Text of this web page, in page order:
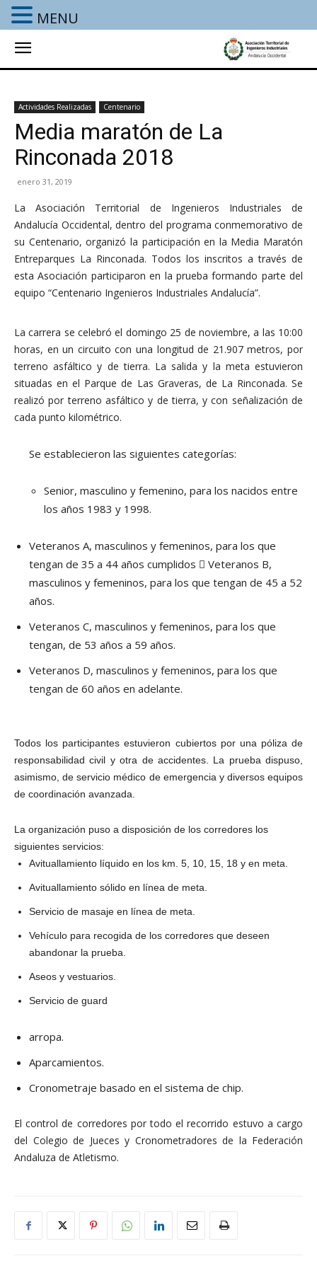
Actividades Realizadas Centenario
Media maratón de La
Rinconada 2018
enero 31, 2019
La Asociación Territorial de Ingenieros Industriales de
Andalucía Occidental, dentro del programa conmemorativo de
su Centenario, organizó la participación en la Media Maratón
Entreparques La Rinconada. Todos los inscritos a través de
esta Asociación participaron en la prueba formando parte del
equipo “Centenario Ingenieros Industriales Andalucía”.
La carrera se celebró el domingo 25 de noviembre, a las 10:00
horas, en un circuito con una longitud de 21.907 metros, por
terreno asfáltico y de tierra. La salida y la meta estuvieron
situadas en el Parque de Las Graveras, de La Rinconada. Se
realizó por terreno asfáltico y de tierra, y con señalización de
cada punto kilométrico.
Se establecieron las siguientes categorías:
Senior, masculino y femenino, para los nacidos entre
los años 1983 y 1998.
Veteranos A, masculinos y femeninos, para los que
tengan de 35 a 44 años cumplidos  Veteranos B,
masculinos y femeninos, para los que tengan de 45 a 52
años.
Veteranos C, masculinos y femeninos, para los que
tengan, de 53 años a 59 años.
Veteranos D, masculinos y femeninos, para los que
tengan de 60 años en adelante.
Todos los participantes estuvieron cubiertos por una póliza de
responsabilidad civil y otra de accidentes. La prueba dispuso,
asimismo, de servicio médico de emergencia y diversos equipos
de coordinación avanzada.
La organización puso a disposición de los corredores los
siguientes servicios:
Avituallamiento líquido en los km. 5, 10, 15, 18 y en meta.
Avituallamiento sólido en línea de meta.
Servicio de masaje en línea de meta.
Vehículo para recogida de los corredores que deseen
abandonar la prueba.
Aseos y vestuarios.
Servicio de guard
arropa.
Aparcamientos.
Cronometraje basado en el sistema de chip.
El control de corredores por todo el recorrido estuvo a cargo
del Colegio de Jueces y Cronometradores de la Federación
Andaluza de Atletismo.
MENU